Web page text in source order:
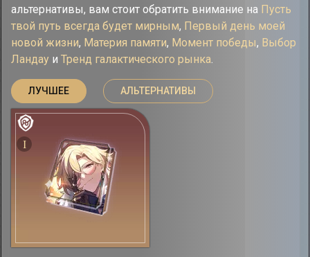
альтернативы, вам стоит обратить внимание на Пусть
твой путь всегда будет мирным, Первый день моей
новой жизни, Материя памяти, Момент победы, Выбор
Ландау и Тренд галактического рынка.
ЛУЧШЕЕ АЛЬТЕРНАТИВЫ
I